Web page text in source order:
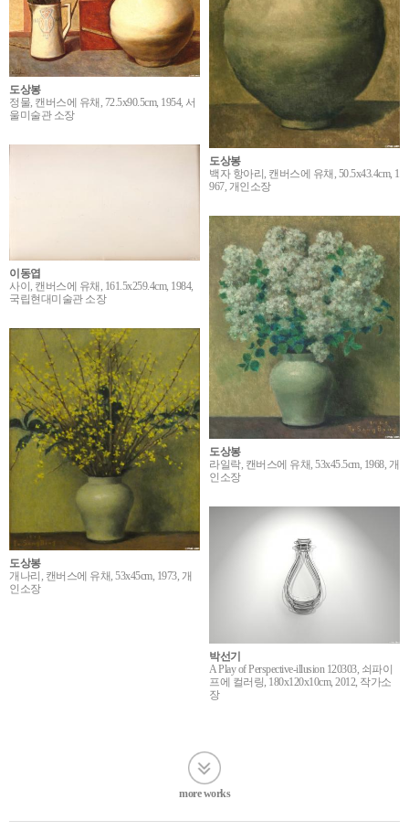
도상봉
정물, 캔버스에 유채, 72.5x90.5cm, 1954, 서
울미술관 소장
도상봉
백자 항아리, 캔버스에 유채, 50.5x43.4cm, 1
967, 개인소장
이동엽
사이, 캔버스에 유채, 161.5x259.4cm, 1984,
국립현대미술관 소장
도상봉
라일락, 캔버스에 유채, 53x45.5cm, 1968, 개
인소장
도상봉
개나리, 캔버스에 유채, 53x45cm, 1973, 개
인소장
박선기
A Play of Perspective-illusion 120303, 쇠파이
프에 컬러링, 180x120x10cm, 2012, 작가소
장
more works